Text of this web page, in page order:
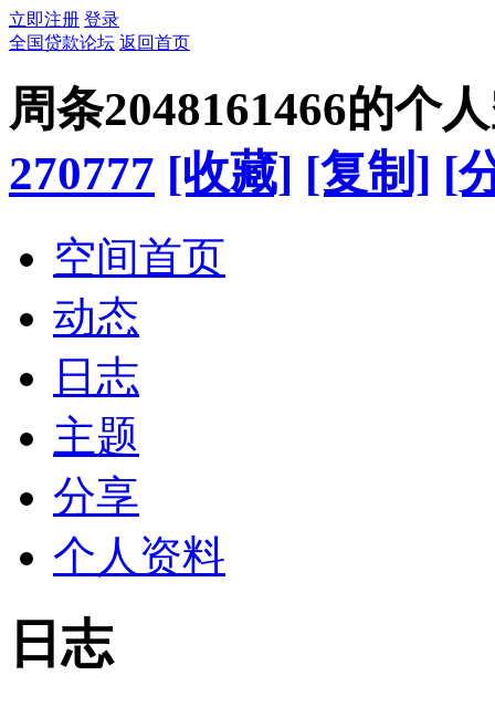
立即注册 登录
全国贷款论坛 返回首页
周条2048161466的个
270777 [收藏] [复制] [
空间首页
动态
日志
主题
分享
个人资料
日志